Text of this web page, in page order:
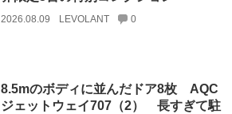
2026.08.09 LEVOLANT 0
8.5mのボディに並んだドア8枚 AQC
ジェットウェイ707（2） 長すぎて駐